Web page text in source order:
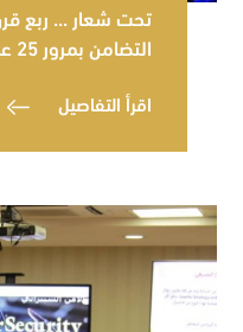
تحت شعار ... ربع
التضامن بمرور 25 عاماً على تأسيسه
اقرأ التفاصيل